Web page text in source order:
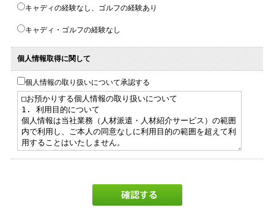
キャディの経験なし、ゴルフの経験あり
キャディ・ゴルフの経験なし
個人情報取得に関して
個人情報の取り扱いについて承認する